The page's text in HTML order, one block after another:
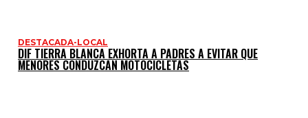
DESTACADA-LOCAL
DIF TIERRA BLANCA EXHORTA A PADRES A EVITAR QUE
MENORES CONDUZCAN MOTOCICLETAS